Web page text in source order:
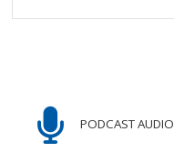
PODCAST AUDIO